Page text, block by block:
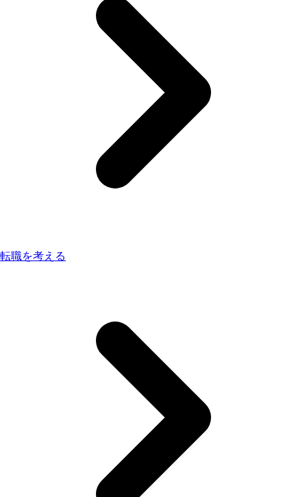
転職を考える